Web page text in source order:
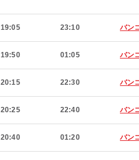
19:05 23:10 バン
19:50 01:05 バン
20:15 22:30 バン
20:25 22:40 バン
20:40 01:20 バン